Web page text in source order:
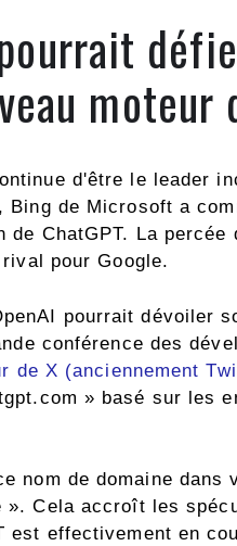
moteur
d'être le leader
Bing de Microsoft a
de ChatGPT. La
pour Google.
pourrait dévoiler
conférence des
de X (anciennement
» basé sur les
nom de domaine
». Cela accroît les
est effectivement en